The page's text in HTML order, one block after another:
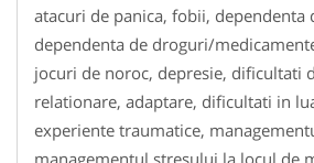
atacuri de panica, fobii, dependenta
dependenta de droguri/
jocuri de noroc, depresie, dificultati
relationare, adaptare, dificultati in
experiente traumatice,